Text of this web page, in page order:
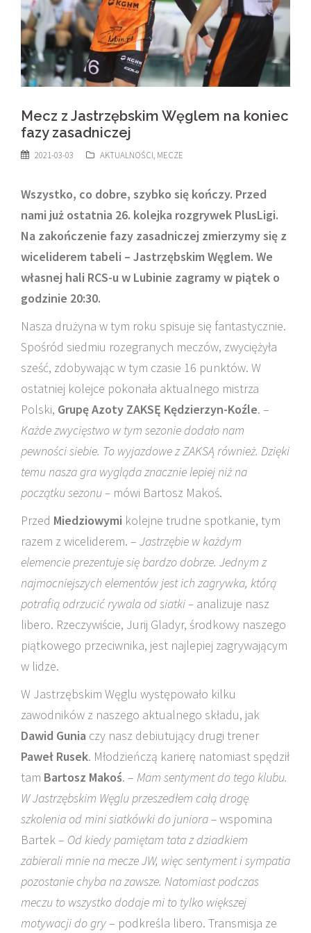
Mecz z Jastrzębskim Węglem na koniec
fazy zasadniczej
2021-03-03 AKTUALNOŚCI, MECZE
Wszystko, co dobre, szybko się kończy. Przed
nami już ostatnia 26. kolejka rozgrywek PlusLigi.
Na zakończenie fazy zasadniczej zmierzymy się z
wiceliderem tabeli – Jastrzębskim Węglem. We
własnej hali RCS-u w Lubinie zagramy w piątek o
godzinie 20:30.
Nasza drużyna w tym roku spisuje się fantastycznie.
Spośród siedmiu rozegranych meczów, zwyciężyła
sześć, zdobywając w tym czasie 16 punktów. W
ostatniej kolejce pokonała aktualnego mistrza
Polski, Grupę Azoty ZAKSĘ Kędzierzyn-Koźle. –
Każde zwycięstwo w tym sezonie dodało nam
pewności siebie. To wyjazdowe z ZAKSĄ również. Dzięki
temu nasza gra wygląda znacznie lepiejniż na
początku sezonu– mówi Bartosz Makoś.
Przed Miedziowymi kolejne trudne spotkanie, tym
razem z wiceliderem. – Jastrzębie w każdym
elemencie prezentuje się bardzo dobrze. Jednym z
najmocniejszych elementów jest ich zagrywka, którą
potrafią odrzucić rywala od siatki – analizuje nasz
libero. Rzeczywiście, Jurij Gladyr, środkowy naszego
piątkowego przeciwnika, jest najlepiej zagrywającym
w lidze.
W Jastrzębskim Węglu występowało kilku
zawodników z naszego aktualnego składu, jak
Dawid Gunia czy nasz debiutujący drugi trener
Paweł Rusek. Młodzieńczą karierę natomiast spędził
tam Bartosz Makoś. – Mam sentyment do tego klubu.
W Jastrzębskim Węglu przeszedłem całą drogę
szkolenia od mini siatkówki do juniora–wspomina
Bartek – Od kiedy pamiętam tata z dziadkiem
zabierali mnie na mecze JW, więc sentyment i sympatia
pozostanie chyba na zawsze. Natomiast podczas
meczu to wszystko dodaje mi to tylko większej
motywacji do gry– podkreśla libero. Transmisja ze